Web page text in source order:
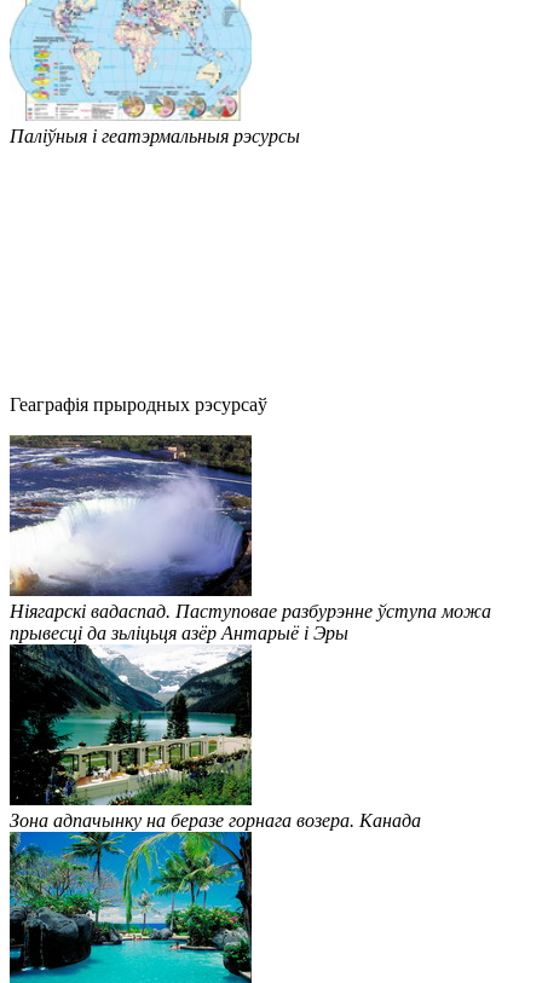
Паліўныя і геатэрмальныя рэсурсы
Геаграфія прыродных рэсурсаў
Ніягарскі вадаспад. Паступовае разбурэнне ўступа можа
прывесці да зьліцьця азёр Антарыё і Эры
Зона адпачынку на беразе горнага возера. Канада